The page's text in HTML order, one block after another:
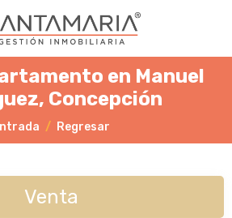
en Manuel
Concepción
Regresar
Venta